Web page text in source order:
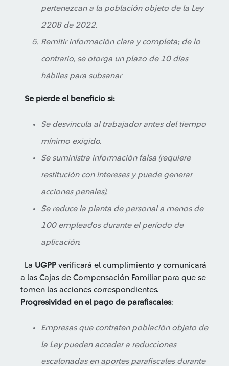
pertenezcan a la población objeto de la Ley
2208 de 2022.
Remitir información clara y completa; de lo
contrario, se otorga un plazo de 10 días
hábiles para subsanar
Se pierde el beneficio si:
Se desvincula al trabajador antes del tiempo
mínimo exigido.
Se suministra información falsa (requiere
restitución con intereses y puede generar
acciones penales).
Se reduce la planta de personal a menos de
100 empleados durante el período de
aplicación.
La UGPP verificará el cumplimiento y comunicará
a las Cajas de Compensación Familiar para que se
tomen las acciones correspondientes.
Progresividad en el pago de parafiscales:
Empresas que contraten población objeto de
la Ley pueden acceder a reducciones
escalonadas en aportes parafiscales durante